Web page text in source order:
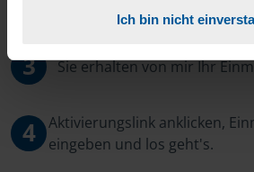
Ich bin nicht
und einem Aktivierungslink.
3 Sie erhalten von mir Ihr
4
Aktivierungslink anklicken,
eingeben und los geht's.